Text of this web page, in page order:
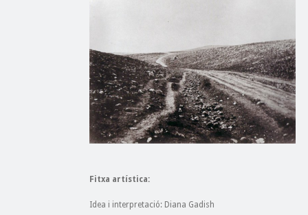
Fitxa artística:
Idea i interpretació: Diana Gadish